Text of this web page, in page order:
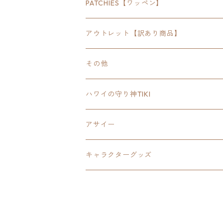
18inchオクタゴン八角形
24inchオクタゴン八角形
18inch×18inchスクエア正方形
California State Routeカリフォルニア州
Interstate 州間道路型
U.S. Route国道（アメリカ）
アウトドア
スポーツ
ピクトグラム
ブランド
ミリタリー
ゲーム
FOODIE
SHORTS
KIDS
POMONA
PATCHIES【ワッペン】
アウトレット【訳あり商品】
その他
ハワイの守り神TIKI
アサイー
キャラクターグッズ